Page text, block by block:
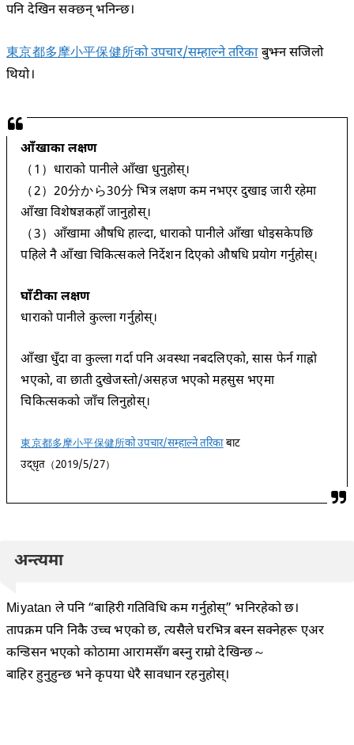
पनि देखिन सक्छन् भनिन्छ।
東京都多摩小平保健所को उपचार/सम्हाल्ने तरिकाबुझ्न सजिलो
थियो।
आँखाका लक्षण
（1）धाराको पानीले आँखा धुनुहोस्।
（2）20分から30分 भित्र लक्षण कम नभएर दुखाइ जारी रहेमा
आँखा विशेषज्ञकहाँ जानुहोस्।
（3）आँखामा औषधि हाल्दा, धाराको पानीले आँखा धोइसकेपछि
पहिले नै आँखा चिकित्सकले निर्देशन दिएको औषधि प्रयोग गर्नुहोस्।
घाँटीका लक्षण
धाराको पानीले कुल्ला गर्नुहोस्।
आँखा धुँदा वा कुल्ला गर्दा पनि अवस्था नबदलिएको, सास फेर्न गाह्रो
भएको, वा छाती दुखेजस्तो/असहज भएको महसुस भएमा
चिकित्सकको जाँच लिनुहोस्।
東京都多摩小平保健所को उपचार/सम्हाल्ने तरिकाबाट
उद्धृत（2019/5/27）
अन्त्यमा
Miyatan ले पनि “बाहिरी गतिविधि कम गर्नुहोस्” भनिरहेको छ।
तापक्रम पनि निकै उच्च भएको छ, त्यसैले घरभित्र बस्न सक्नेहरू एअर
कन्डिसन भएको कोठामा आरामसँग बस्नु राम्रो देखिन्छ～
बाहिर हुनुहुन्छ भने कृपया धेरै सावधान रहनुहोस्।